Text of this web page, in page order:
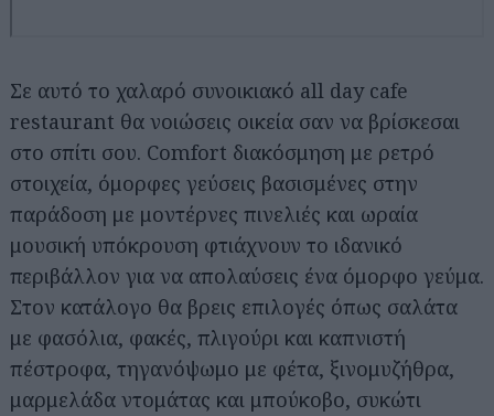
Σε αυτό το χαλαρό συνοικιακό all day cafe
restaurant θα νοιώσεις οικεία σαν να βρίσκεσαι
στο σπίτι σου. Comfort διακόσμηση με ρετρό
στοιχεία, όμορφες γεύσεις βασισμένες στην
παράδοση με μοντέρνες πινελιές και ωραία
μουσική υπόκρουση φτιάχνουν το ιδανικό
περιβάλλον για να απολαύσεις ένα όμορφο γεύμα.
Στον κατάλογο θα βρεις επιλογές όπως σαλάτα
με φασόλια, φακές, πλιγούρι και καπνιστή
πέστροφα, τηγανόψωμο με φέτα, ξινομυζήθρα,
μαρμελάδα ντομάτας και μπούκοβο, συκώτι